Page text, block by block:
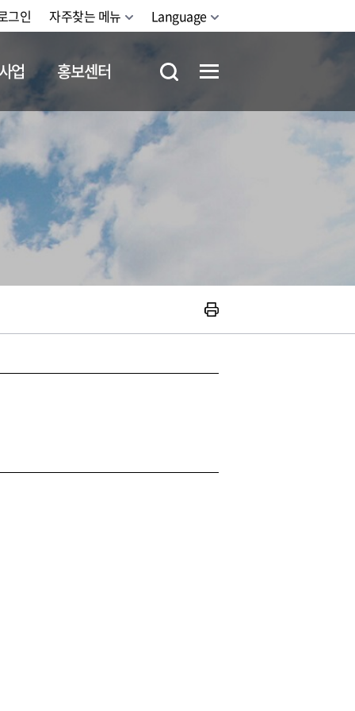
그인 자주찾는 메뉴 Language
업 홍보센터